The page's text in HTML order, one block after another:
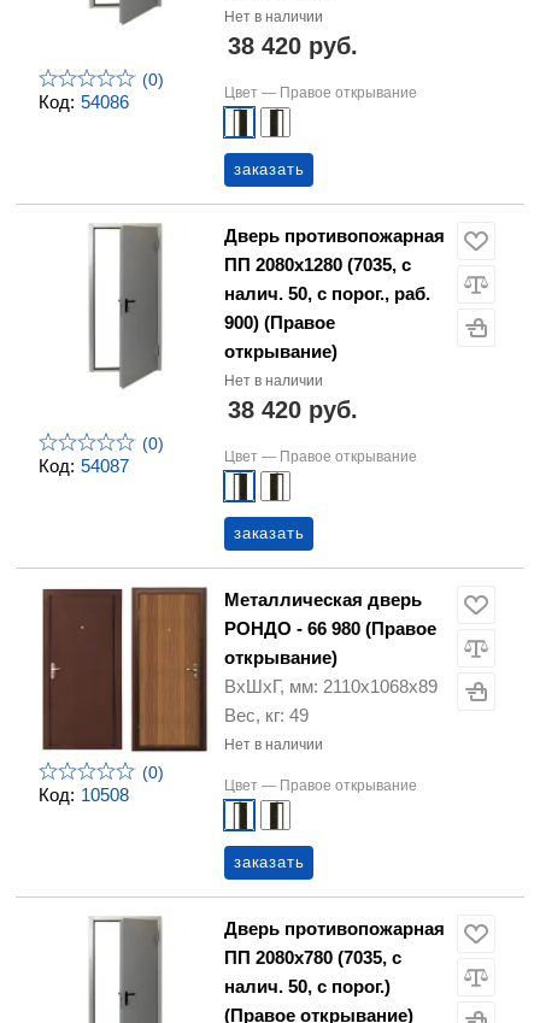
Код: 54086
(0)
Нет в наличии
38 420 руб.
Цвет — Правое открывание
заказать
Код: 54087
(0)
Дверь противопожарная
ПП 2080х1280 (7035, с
налич. 50, с порог., раб.
900) (Правое
открывание)
Нет в наличии
38 420 руб.
Цвет — Правое открывание
заказать
Код: 10508
(0)
Металлическая дверь
РОНДО - 66 980 (Правое
открывание)
ВхШхГ, мм: 2110х1068х89
Вес, кг: 49
Нет в наличии
Цвет — Правое открывание
заказать
Дверь противопожарная
ПП 2080х780 (7035, с
налич. 50, с порог.)
(Правое открывание)